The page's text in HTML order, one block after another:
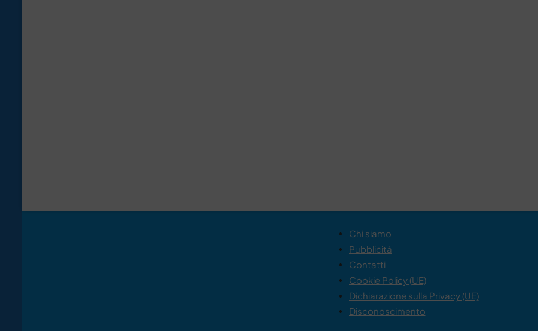
Chi siamo
Pubblicità
Contatti
Cookie Policy (UE)
Dichiarazione sulla Privacy (UE)
Disconoscimento